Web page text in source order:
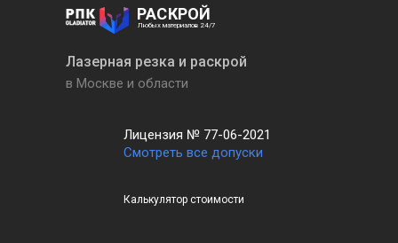
Лазерная резка и раскрой
Любых материалов 24/7
РАСКРОЙ
в Москве и области
Лицензия № 77-06-2021
Смотреть все допуски
Калькулятор стоимости